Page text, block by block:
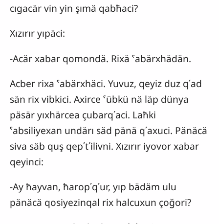
cıgacär vin yin şımä qabħaci?
Xızırır yıpäci:
-Acär xabar qomondä. Rixä ˁabärxhädän.
Acber rixa ˁabärxhäci. Yuvuz, qeyiz duz q΄ad
sän rix vibkici. Axirce ˁübkü nä läp dünya
päsär yıxhärcea çubarq΄aci. Laħki
ˁabsiliyexan undärı säd pänä q΄axuci. Pänäcä
siva säb quş qep΄t΄ilivni. Xızırır iyovor xabar
qeyinci:
-Ay ħayvan, ħarop΄q΄ur, yıp bädäm ulu
pänäcä qosiyezinqal rix halcuxun çoğori?